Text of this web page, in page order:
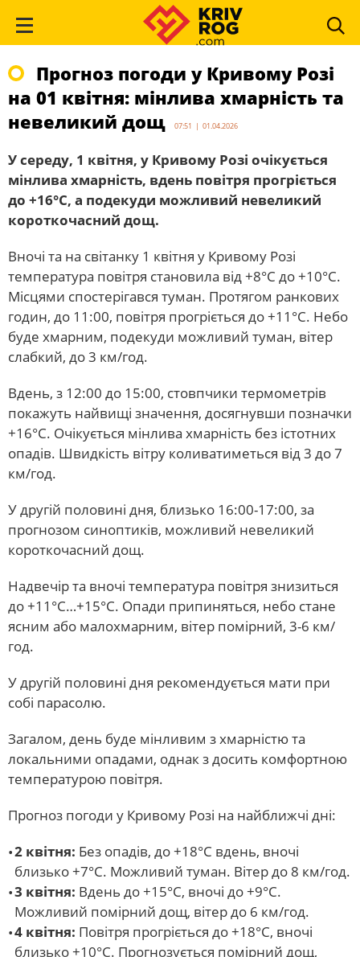
Прогноз погоди у Кривому Розі
на 01 квітня: мінлива хмарність та
невеликий дощ
07:51 | 01.04.2026
У середу, 1 квітня, у Кривому Розі очікується
мінлива хмарність, вдень повітря прогріється
до +16°С, а подекуди можливий невеликий
короткочасний дощ.
Вночі та на світанку 1 квітня у Кривому Розі
температура повітря становила від +8°С до +10°С.
Місцями спостерігався туман. Протягом ранкових
годин, до 11:00, повітря прогріється до +11°С. Небо
буде хмарним, подекуди можливий туман, вітер
слабкий, до 3 км/год.
Вдень, з 12:00 до 15:00, стовпчики термометрів
покажуть найвищі значення, досягнувши позначки
+16°С. Очікується мінлива хмарність без істотних
опадів. Швидкість вітру коливатиметься від 3 до 7
км/год.
У другій половині дня, близько 16:00-17:00, за
прогнозом синоптиків, можливий невеликий
короткочасний дощ.
Надвечір та вночі температура повітря знизиться
до +11°С…+15°С. Опади припиняться, небо стане
ясним або малохмарним, вітер помірний, 3-6 км/
год.
У другій половині дня рекомендується мати при
собі парасолю.
Загалом, день буде мінливим з хмарністю та
локальними опадами, однак з досить комфортною
температурою повітря.
Прогноз погоди у Кривому Розі на найближчі дні:
2 квітня: Без опадів, до +18°С вдень, вночі
близько +7°С. Можливий туман. Вітер до 8 км/год.
3 квітня: Вдень до +15°С, вночі до +9°С.
Можливий помірний дощ, вітер до 6 км/год.
4 квітня: Повітря прогріється до +18°С, вночі
близько +10°С. Прогнозується помірний дощ,